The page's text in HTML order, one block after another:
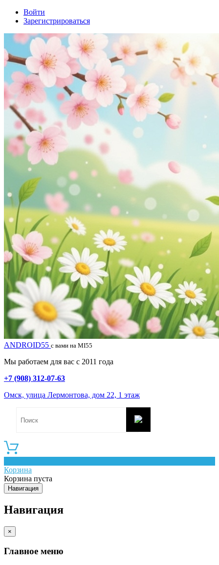
Войти
Зарегистрироваться
ANDROID55 с вами на MI55
Мы работаем для вас с 2011 года
+7 (908) 312-07-63
Омск, улица Лермонтова, дом 22, 1 этаж
Корзина
Корзина пуста
Навигация
Навигация
×
Главное меню